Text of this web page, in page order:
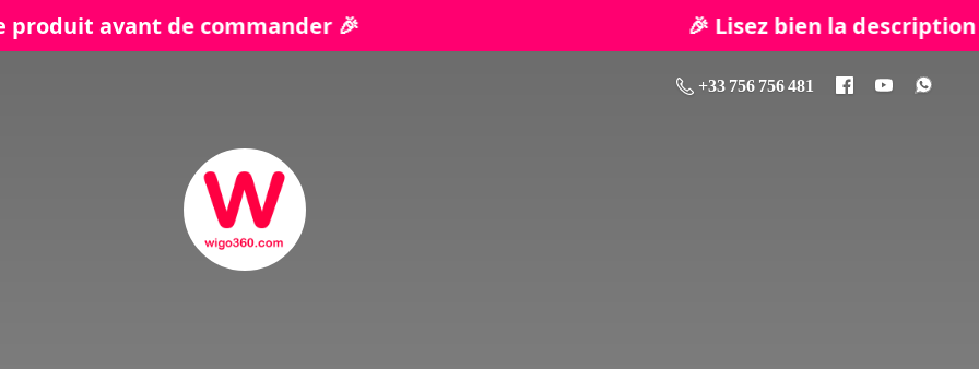
+33 756 756 481
de commander 🎉 🎉 Lisez bien la description de chaque